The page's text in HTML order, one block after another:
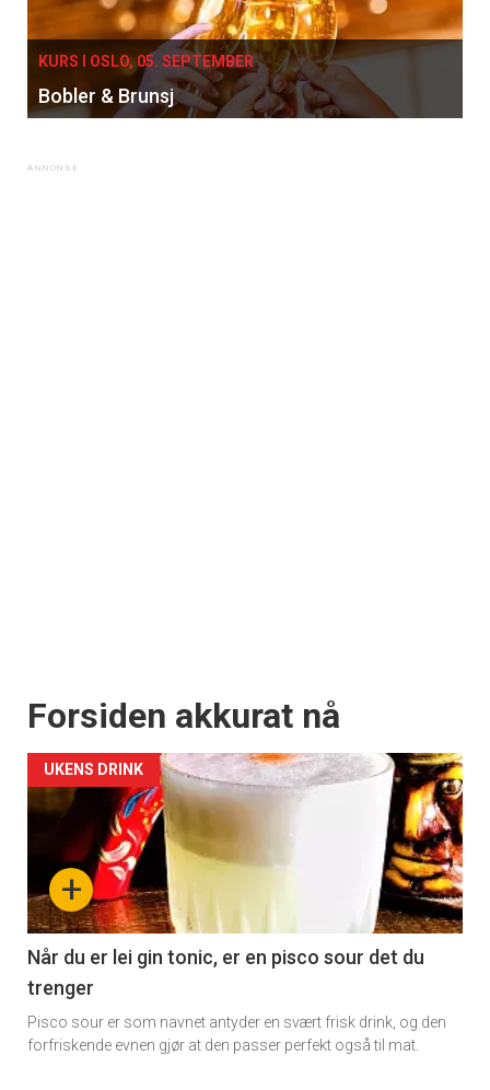
KURS I OSLO, 05. SEPTEMBER
Bobler & Brunsj
Forsiden akkurat nå
+
UKENS DRINK
Når du er lei gin tonic, er en pisco sour det du
trenger
Pisco sour er som navnet antyder en svært frisk drink, og den
forfriskende evnen gjør at den passer perfekt også til mat.